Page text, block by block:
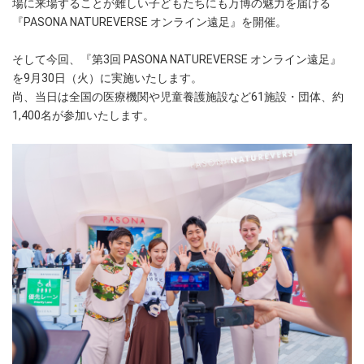
場に来場することが難しい子どもたちにも万博の魅力を届ける
『PASONA NATUREVERSE オンライン遠足』を開催。
そして今回、『第3回 PASONA NATUREVERSE オンライン遠足』
を9月30日（火）に実施いたします。
尚、当日は全国の医療機関や児童養護施設など61施設・団体、約
1,400名が参加いたします。